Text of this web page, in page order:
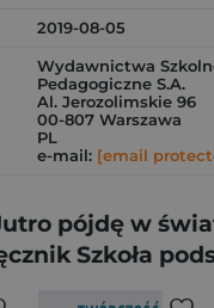
2019-08-05
Wydawnictwa
Pedagogiczne S.A.
Al. Jerozolimskie 96
00-807 Warszawa
PL
e-mail: [email
pójdę w
Szkoła